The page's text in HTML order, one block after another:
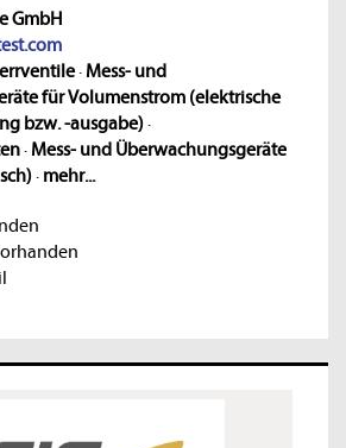
GmbH
· Mess- und
für Volumenstrom (elektrische
bzw. -ausgabe)·
· Mess- und Überwachungsgeräte
· mehr...